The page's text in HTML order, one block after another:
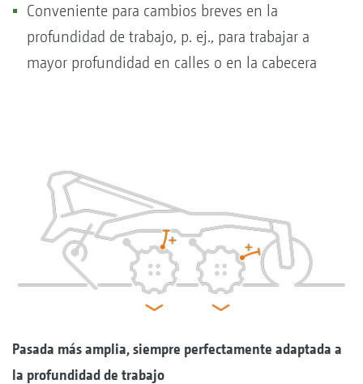
Conveniente para cambios breves en la
profundidad de trabajo, p. ej., para trabajar a
mayor profundidad en calles o en la cabecera
Pasada más amplia, siempre perfectamente adaptada a
la profundidad de trabajo